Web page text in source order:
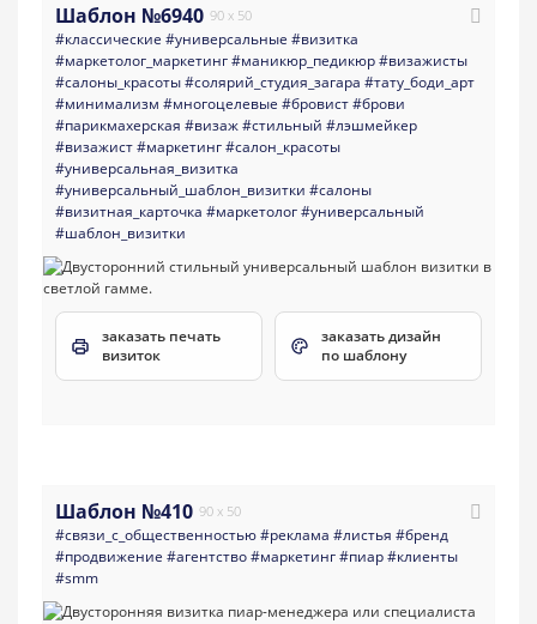
Шаблон №6940 90 x 50
#классические #универсальные #визитка
#маркетолог_маркетинг#маникюр_педикюр#визажисты
#салоны_красоты#солярий_студия_загара #тату_боди_арт
#минимализм #многоцелевые #бровист#брови
#парикмахерская #визаж#стильный #лэшмейкер
#визажист#маркетинг#салон_красоты
#универсальная_визитка
#универсальный_шаблон_визитки #салоны
#визитная_карточка #маркетолог#универсальный
#шаблон_визитки
заказать печать
визиток
заказать дизайн
по шаблону
Шаблон №410 90 x 50
#связи_с_общественностью#реклама #листья #бренд
#продвижение #агентство#маркетинг#пиар#клиенты
#smm